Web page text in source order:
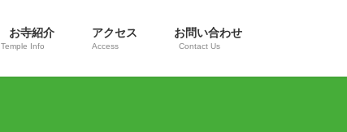
お寺紹介
Temple Info
アクセス
Access
お問い合わせ
Contact Us